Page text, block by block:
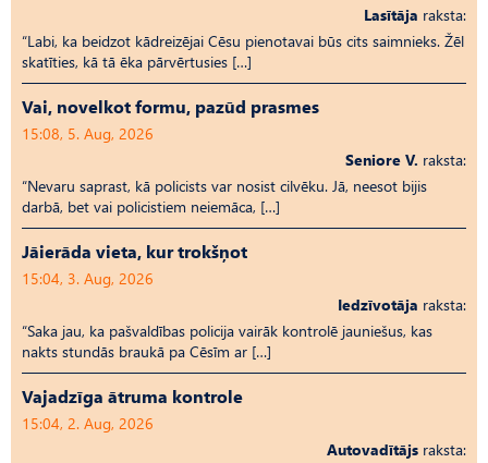
Lasītāja raksta:
“Labi, ka beidzot kādreizējai Cēsu pienotavai būs cits saimnieks. Žēl
skatīties, kā tā ēka pārvērtusies […]
Vai, novelkot formu, pazūd prasmes
15:08, 5. Aug, 2026
Seniore V. raksta:
“Nevaru saprast, kā policists var nosist cilvēku. Jā, neesot bijis
darbā, bet vai policistiem neiemāca, […]
Jāierāda vieta, kur trokšņot
15:04, 3. Aug, 2026
Iedzīvotāja raksta:
“Saka jau, ka pašvaldības policija vairāk kontrolē jauniešus, kas
nakts stundās braukā pa Cēsīm ar […]
Vajadzīga ātruma kontrole
15:04, 2. Aug, 2026
Autovadītājs raksta: